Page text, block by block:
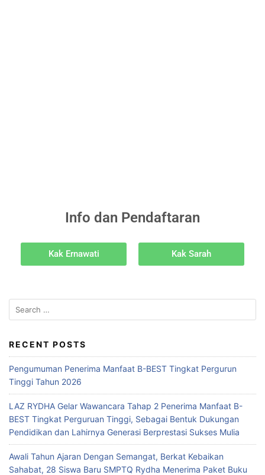
Info dan Pendaftaran
Kak Ernawati Kak Sarah
RECENT POSTS
Pengumuman Penerima Manfaat B-BEST Tingkat Pergurun
Tinggi Tahun 2026
LAZ RYDHA Gelar Wawancara Tahap 2 Penerima Manfaat B-
BEST Tingkat Perguruan Tinggi, Sebagai Bentuk Dukungan
Pendidikan dan Lahirnya Generasi Berprestasi Sukses Mulia
Awali Tahun Ajaran Dengan Semangat, Berkat Kebaikan
Sahabat, 28 Siswa Baru SMPTQ Rydha Menerima Paket Buku